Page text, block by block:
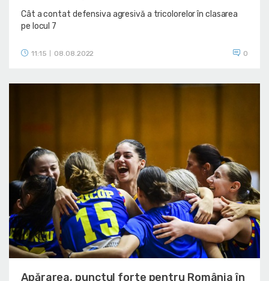
Cât a contat defensiva agresivă a tricolorelor în clasarea
pe locul 7
11:15 08.08.2022 0
Apărarea, punctul forte pentru România în